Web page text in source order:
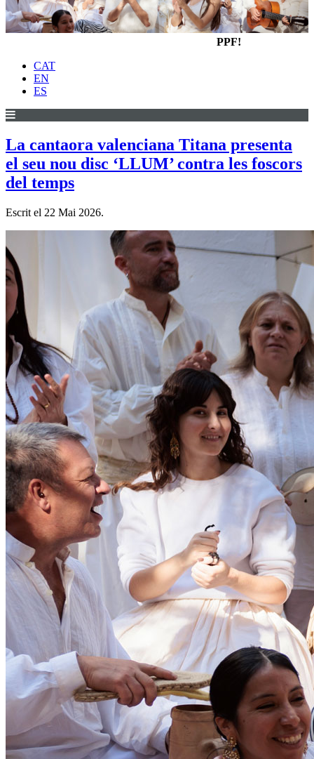
PPF!
CAT
EN
ES
La cantaora valenciana Titana presenta
el seu nou disc ‘LLUM’ contra les foscors
del temps
Escrit el 22 Mai 2026.